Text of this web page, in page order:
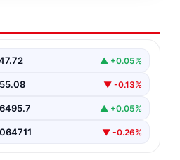
operasyon. 12
▲ +0.05%
55.08 ▼ -0.13%
6495.7 ▲ +0.05%
▼ -0.26%